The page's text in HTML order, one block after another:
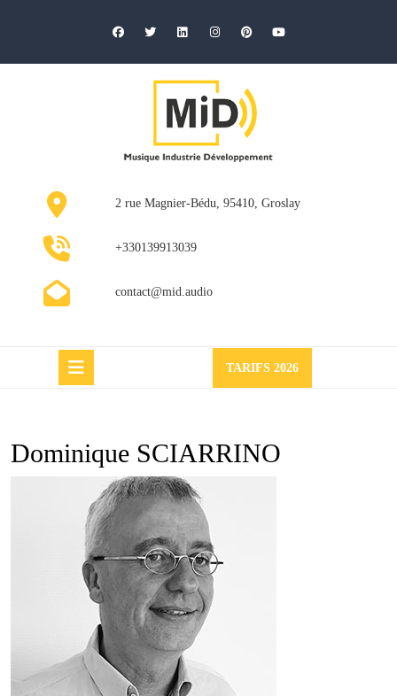
2 rue Magnier-Bédu, 95410, Groslay
+330139913039
contact@mid.audio
Button
TARIFS 2026Request
a
Dominique SCIARRINO